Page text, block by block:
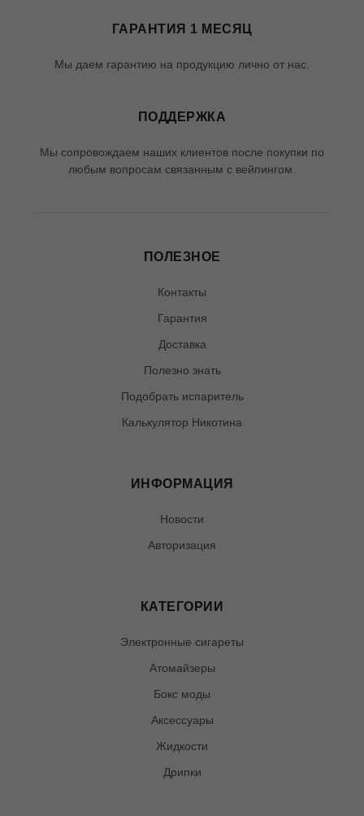
ГАРАНТИЯ 1 МЕСЯЦ
Мы даем гарантию на продукцию лично от нас.
ПОДДЕРЖКА
Мы сопровождаем наших клиентов после покупки по
любым вопросам связанным с вейпингом.
ПОЛЕЗНОЕ
Контакты
Гарантия
Доставка
Полезно знать
Подобрать испаритель
Калькулятор Никотина
ИНФОРМАЦИЯ
Новости
Авторизация
КАТЕГОРИИ
Электронные сигареты
Атомайзеры
Бокс моды
Аксессуары
Жидкости
Дрипки